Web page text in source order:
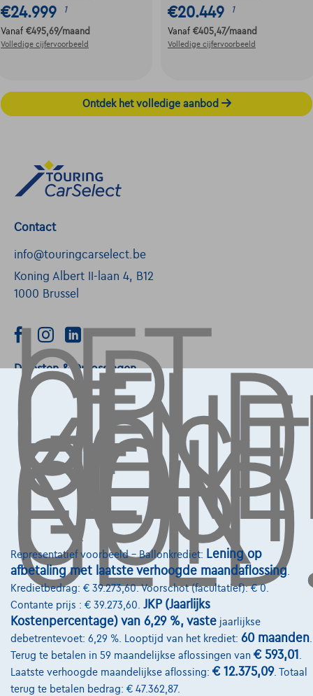
€24.999 1
Vanaf €495,69/maand
Volledige cijfervoorbeeld
€20.449 1
Vanaf €405,47/maand
Volledige cijfervoorbeeld
Ontdek het volledige aanbod
LET
OP,
GELD
KOST
OOK
Representatief voorbeeld – Ballonkrediet: Lening op
afbetaling met laatste verhoogde maandaflossing.
Kredietbedrag: € 39.273,60. Voorschot (facultatief): € 0.
Contante prijs : € 39.273,60. JKP (Jaarlijks
Kostenpercentage) van 6,29 %, vaste jaarlijkse
debetrentevoet: 6,29 %. Looptijd van het krediet: 60 maanden.
Terug te betalen in 59 maandelijkse aflossingen van € 593,01 .
Laatste verhoogde maandelijkse aflossing: € 12.375,09. Totaal
terug te betalen bedrag: € 47.362,87.
Contact
info@touringcarselect.be
Koning Albert II-laan 4, B12
1000 Brussel
Diensten & Oplossingen
Pechverhelping verzekering
Financiering
Autoverzekering
Lease en persoonlijke lease
Over Ons
Word klant
Wie zijn we
Kwaliteitscharter
Onze dealers
Onze partners
Onze team